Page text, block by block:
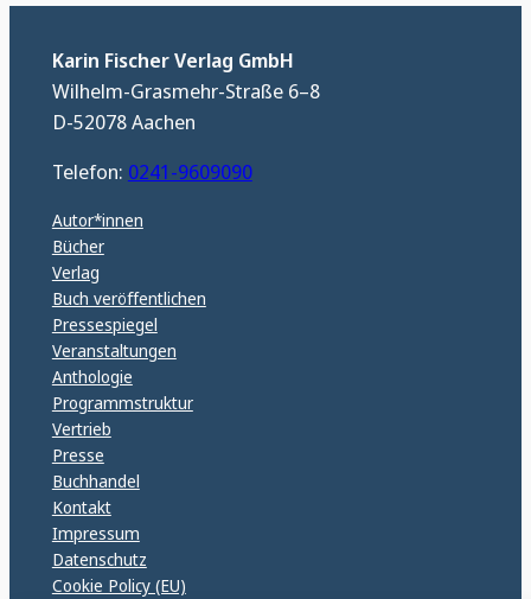
Karin Fischer Verlag GmbH
Wilhelm-Grasmehr-Straße 6–8
D-52078 Aachen
Telefon: 0241-9609090
Autor*innen
Bücher
Verlag
Buch veröffentlichen
Pressespiegel
Veranstaltungen
Anthologie
Programmstruktur
Vertrieb
Presse
Buchhandel
Kontakt
Impressum
Datenschutz
Cookie Policy (EU)